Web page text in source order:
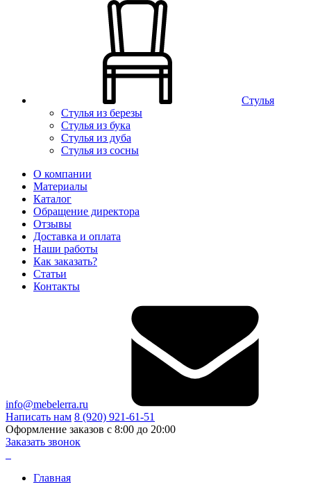
Стулья
Стулья из березы
Стулья из бука
Стулья из дуба
Стулья из сосны
О компании
Материалы
Каталог
Обращение директора
Отзывы
Доставка и оплата
Наши работы
Как заказать?
Статьи
Контакты
info@mebelerra.ru
Написать нам 8 (920) 921-61-51
Оформление заказов с 8:00 до 20:00
Заказать звонок
Главная